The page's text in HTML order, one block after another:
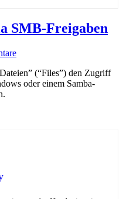
SMB-Freigaben
(“Files”) den Zugriff
oder einem Samba-